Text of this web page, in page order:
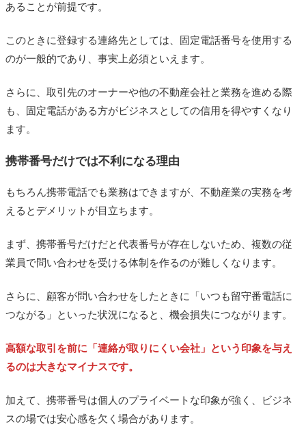
あることが前提です。
このときに登録する連絡先としては、固定電話番号を使用する
のが一般的であり、事実上必須といえます。
さらに、取引先のオーナーや他の不動産会社と業務を進める際
も、固定電話がある方がビジネスとしての信用を得やすくなり
ます。
携帯番号だけでは不利になる理由
もちろん携帯電話でも業務はできますが、不動産業の実務を考
えるとデメリットが目立ちます。
まず、携帯番号だけだと代表番号が存在しないため、複数の従
業員で問い合わせを受ける体制を作るのが難しくなります。
さらに、顧客が問い合わせをしたときに「いつも留守番電話に
つながる」といった状況になると、機会損失につながります。
高額な取引を前に「連絡が取りにくい会社」という印象を与え
るのは大きなマイナスです。
加えて、携帯番号は個人のプライベートな印象が強く、ビジネ
スの場では安心感を欠く場合があります。